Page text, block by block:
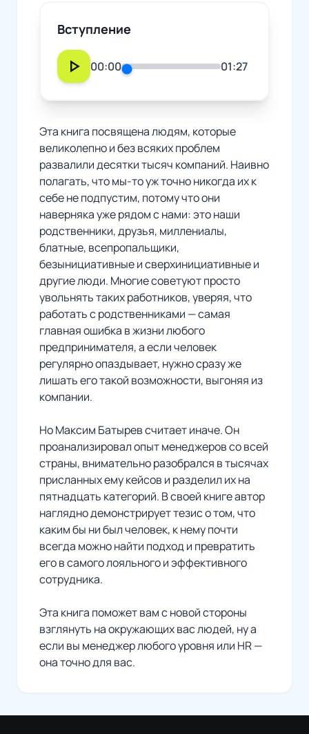
Вступление
play_arrow 00:00 01:27
Эта книга посвящена людям, которые
великолепно и без всяких проблем
развалили десятки тысяч компаний. Наивно
полагать, что мы-то уж точно никогда их к
себе не подпустим, потому что они
наверняка уже рядом с нами: это наши
родственники, друзья, миллениалы,
блатные, всепропальщики,
безынициативные и сверхинициативные и
другие люди. Многие советуют просто
увольнять таких работников, уверяя, что
работать с родственниками — самая
главная ошибка в жизни любого
предпринимателя, а если человек
регулярно опаздывает, нужно сразу же
лишать его такой возможности, выгоняя из
компании.
Но Максим Батырев считает иначе. Он
проанализировал опыт менеджеров со всей
страны, внимательно разобрался в тысячах
присланных ему кейсов и разделил их на
пятнадцать категорий. В своей книге автор
наглядно демонстрирует тезис о том, что
каким бы ни был человек, к нему почти
всегда можно найти подход и превратить
его в самого лояльного и эффективного
сотрудника.
Эта книга поможет вам с новой стороны
взглянуть на окружающих вас людей, ну а
если вы менеджер любого уровня или HR —
она точно для вас.